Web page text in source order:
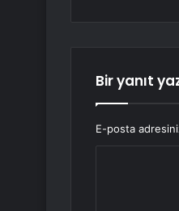
Bir yanıt
E-posta